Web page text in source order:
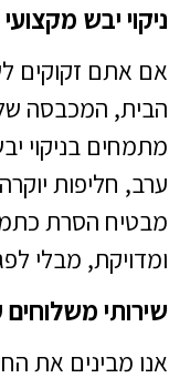
ניקוי יבש מקצועי
אם אתם זקוקים
הבית, המכבסה
מתמחים בניקוי
ערב, חליפות
מבטיח הסרת
ומדויקת, מבלי
שירותי
אנו מבינים את